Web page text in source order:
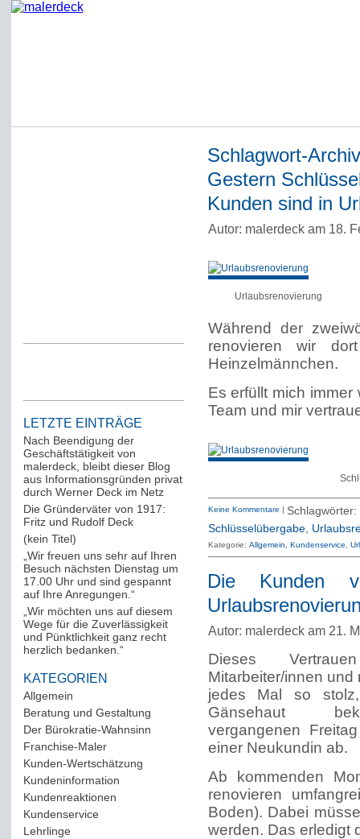
LETZTE EINTRÄGE
Nach Beendigung der
Geschäftstätigkeit von
malerdeck, bleibt dieser Blog
aus Informationsgründen privat
durch Werner Deck im Netz
Die Gründerväter von 1917:
Fritz und Rudolf Deck
(kein Titel)
„Wir freuen uns sehr auf Ihren
Besuch nächsten Dienstag um
17.00 Uhr und sind gespannt
auf Ihre Anregungen.“
„Wir möchten uns auf diesem
Wege für die Zuverlässigkeit
und Pünktlichkeit ganz recht
herzlich bedanken.“
KATEGORIEN
Allgemein
Beratung und Gestaltung
Der Bürokratie-Wahnsinn
Franchise-Maler(42)
Kunden-Wertschätzung
Kundeninformation
Kundenreaktionen
Kundenservice(178)
Lehrlinge(54)
Schlagwort-
Gestern
Kunden sind in
Autor: malerdeck am 18.
Urlaubsrenovierung
Während der
renovieren wir
Heinzelmännchen.
Es erfüllt mich
Team und mir
Keine Kommentare |
Schlüsselübergabe,
Kategorie: Allgemein Kundenservice
Die Kunden
Autor: malerdeck am 21.
Dieses
Mitarbeiter/innen und
jedes Mal so
Gänsehaut
vergangenen
einer Neukundin ab.
Ab kommenden
renovieren
Boden). Dabei
werden. Das erledigt